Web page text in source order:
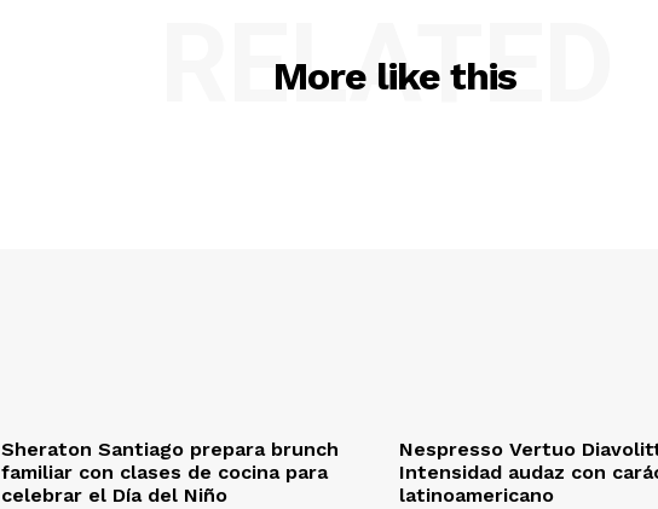
More like this
RELATED
Sheraton Santiago prepara brunch
familiar con clases de cocina para
celebrar el Día del Niño
Nespresso Vertuo
Intensidad audaz con
latinoamericano